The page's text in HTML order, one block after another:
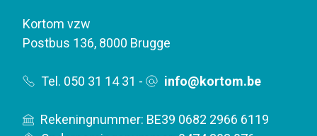
Kortom vzw
Postbus 136, 8000 Brugge
Tel. 050 31 14 31 - info@kortom.be
Rekeningnummer: BE39 0682 2966 6119